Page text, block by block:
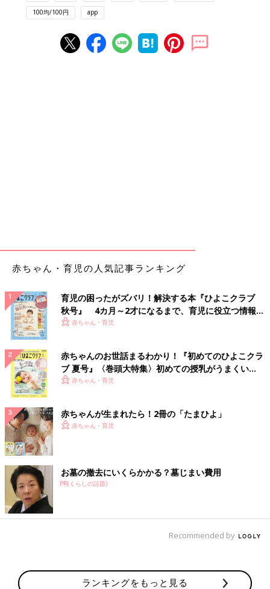
100均/100円 app
赤ちゃん・育児の人気記事ランキング
育児の困ったがズバリ！解決する本『ひよこクラブ
秋号』 4カ月～2才になるまで、育児に役立つ情報が
いっぱい！
赤ちゃん・育児
赤ちゃんのお世話まるわかり！『初めてのひよこクラ
ブ 夏号』〈巻頭大特集〉初めての授乳がうまくい
く！ おっぱい・ミルクの基本と夏のトラブル 解決テ
赤ちゃん・育児
赤ちゃんが生まれたら！2冊の「たまひよ」
赤ちゃん・育児
お墓の撤去にいくらかかる？墓じまい費用
PR(くらしの話題)
Recommended by
ランキングをもっと見る